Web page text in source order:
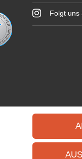
Folgt uns